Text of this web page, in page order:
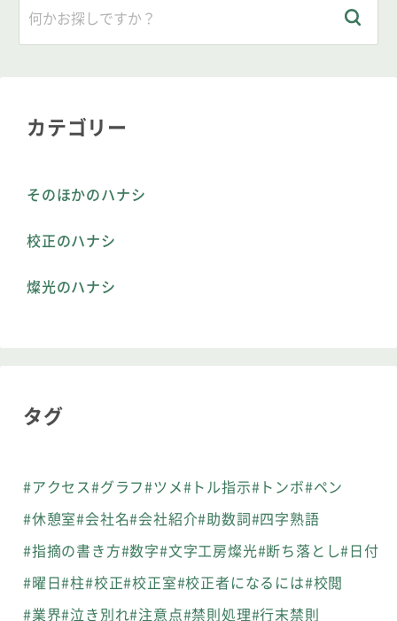
カテゴリー
そのほかのハナシ
校正のハナシ
燦光のハナシ
タグ
#アクセス#グラフ#ツメ#トル指示#トンボ#ペン
#休憩室#会社名#会社紹介#助数詞#四字熟語
#指摘の書き方#数字#文字工房燦光#断ち落とし#日付
#曜日#柱#校正#校正室#校正者になるには#校閲
#業界#泣き別れ#注意点#禁則処理#行末禁則